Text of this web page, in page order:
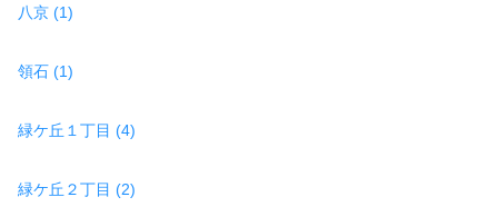
八京 (1)
領石 (1)
緑ケ丘１丁目 (4)
緑ケ丘２丁目 (2)